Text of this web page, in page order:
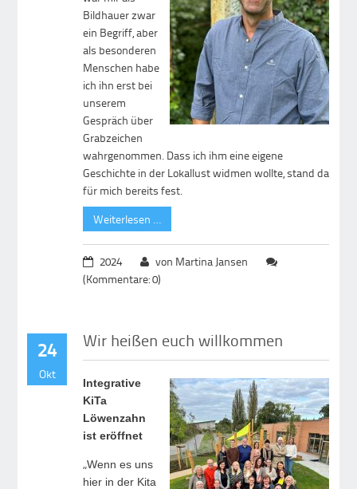
Bildhauer zwar
ein Begriff, aber
als besonderen
Menschen habe
ich ihn erst bei
unserem
Gespräch über
Grabzeichen
wahrgenommen. Dass ich ihm eine eigene
Geschichte in der Lokallust widmen wollte, stand da
für mich bereits fest.
Weiterlesen …
2024
von Martina Jansen
(Kommentare: 0)
24
Okt
Wir heißen euch willkommen
Integrative
KiTa
Löwenzahn
ist eröffnet
„Wenn es uns
hier in der Kita